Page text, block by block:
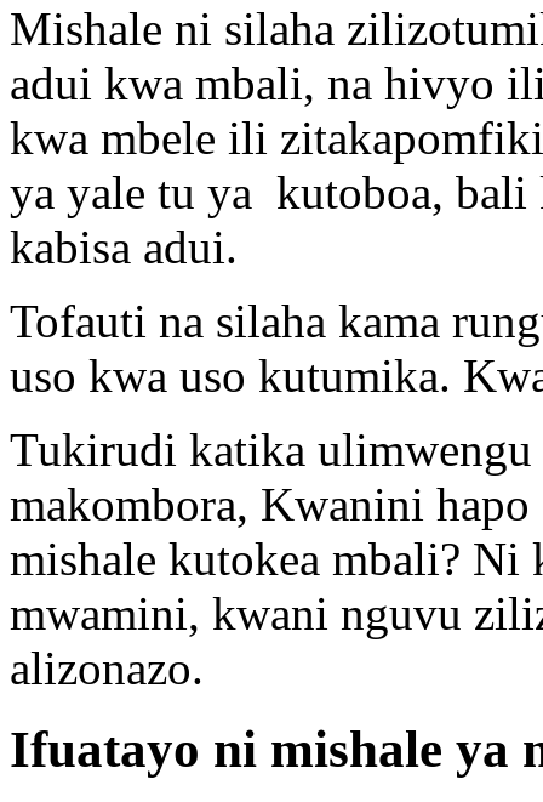
Mishale ni silaha
adui kwa mbali, na hivyo
kwa mbele ili
ya yale tu ya kutoboa, bali
kabisa adui.
Tofauti na silaha kama
uso kwa uso kutumika.
Tukirudi katika ulimwengu
makombora, Kwanini hapo
mishale kutokea mbali? Ni
mwamini, kwani nguvu
alizonazo.
Ifuatayo ni mishale ya